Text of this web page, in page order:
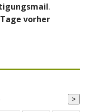
.
vorher
>